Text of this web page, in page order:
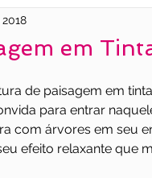
em
de paisagem em
para entrar
com árvores em seu
efeito relaxante que